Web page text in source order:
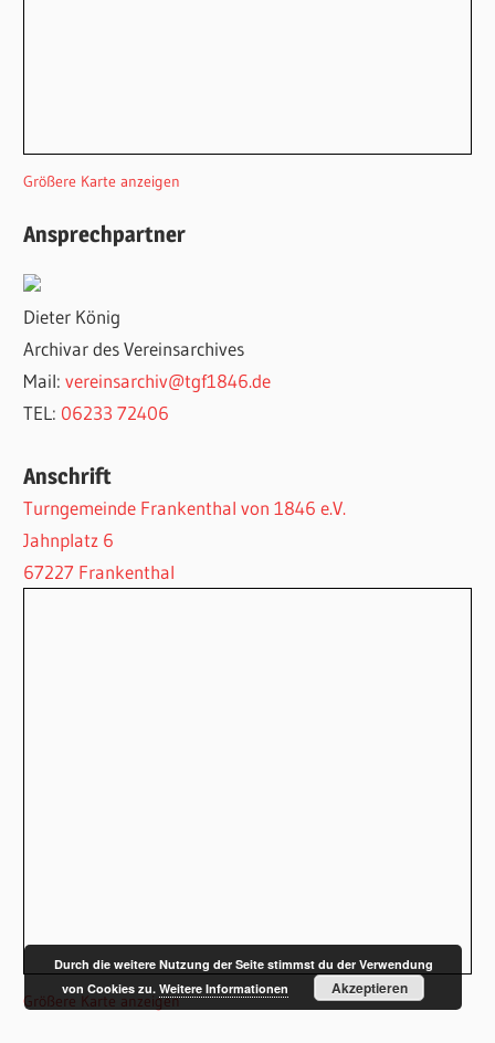
Größere Karte anzeigen
Ansprechpartner
Dieter König
Archivar des Vereinsarchives
Mail:vereinsarchiv@tgf1846.de
TEL: 06233 72406
Anschrift
Turngemeinde Frankenthal von 1846 e.V.
Jahnplatz 6
67227 Frankenthal
Größere Karte anzeigen
Durch die weitere Nutzung der Seite stimmst du der Verwendung
von Cookies zu.Weitere Informationen Akzeptieren